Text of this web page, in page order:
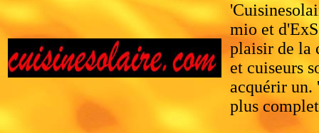
mio et
plaisir de la
et cuiseurs
acquérir un.
plus